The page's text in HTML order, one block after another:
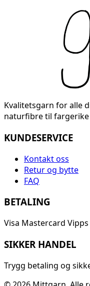
Kvalitetsgarn for alle
naturfibre til
KUNDESERVICE
Kontakt oss
Retur og bytte
FAQ
BETALING
Visa Mastercard Vipps
SIKKER HANDEL
Trygg betaling og